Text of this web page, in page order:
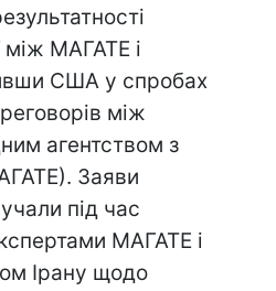
між МАГАТЕ і
США у спробах
між
агентством з
Заяви
під час
МАГАТЕ і
Ірану щодо